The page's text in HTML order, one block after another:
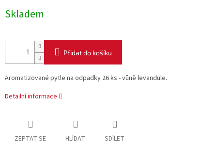
cena:
Skladem
Přidat do košíku
Aromatizované pytle na odpadky 26 ks - vůně levandule.
Detailní informace
ZEPTAT SE HLÍDAT SDÍLET